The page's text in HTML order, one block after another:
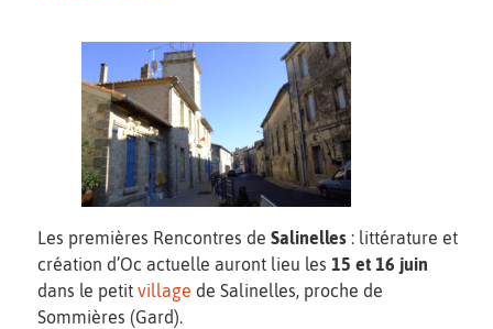
Les premières Rencontres de Salinelles : littérature et
création d’Oc actuelle auront lieu les 15 et 16 juin
dans le petit village de Salinelles, proche de
Sommières (Gard).